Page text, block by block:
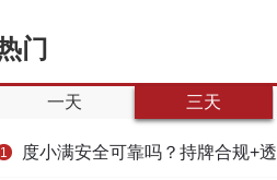
门
一天 三天
1 度小满安全可靠吗？持牌合规+透明服务，为